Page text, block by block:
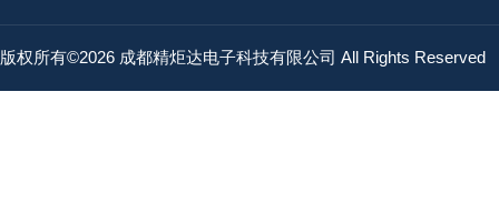
版权所有©2026 成都精炬达电子科技有限公司 All Rights Reserved